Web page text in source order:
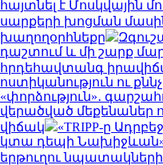
հայտնել է Մոսկվային
սարքերի խոցման
խաղողօրհնեքը
դաշտում և մի շարք
հրդեհավտանգ
ոստիկանություն ու
«փորձություն»․
վերածված
վիճակ
«TRIPP-ը
կտա դեպի
երթուղու